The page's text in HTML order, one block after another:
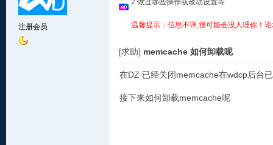
注册会员
2 做过哪些操作或改动设置等
温馨提示：信息不详,很可能会没人理你！
[求助] memcache 如何卸载呢
在DZ 已经关闭memcache在wdcp后台
接下来如何卸载memcache呢